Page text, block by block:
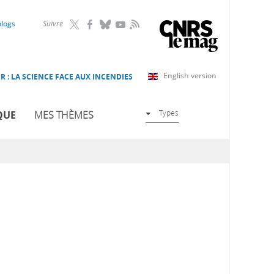
Suivre RSS
English version
: LA SCIENCE FACE AUX INCENDIES
MES THÈMES Types